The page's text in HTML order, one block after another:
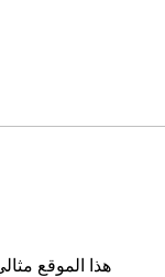
هذا الموقع